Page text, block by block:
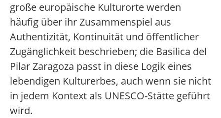
große europäische Kulturorte werden
häufig über ihr Zusammenspiel aus
Authentizität, Kontinuität und öffentlicher
Zugänglichkeit beschrieben; die Basilica del
Pilar Zaragoza passt in diese Logik eines
lebendigen Kulturerbes, auch wenn sie nicht
in jedem Kontext als UNESCO-Stätte geführt
wird.